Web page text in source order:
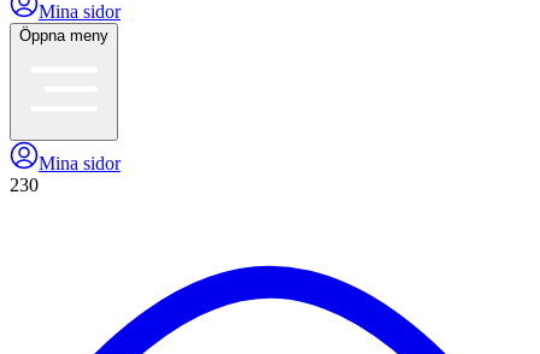
Mina sidor
Öppna meny
Mina sidor
230